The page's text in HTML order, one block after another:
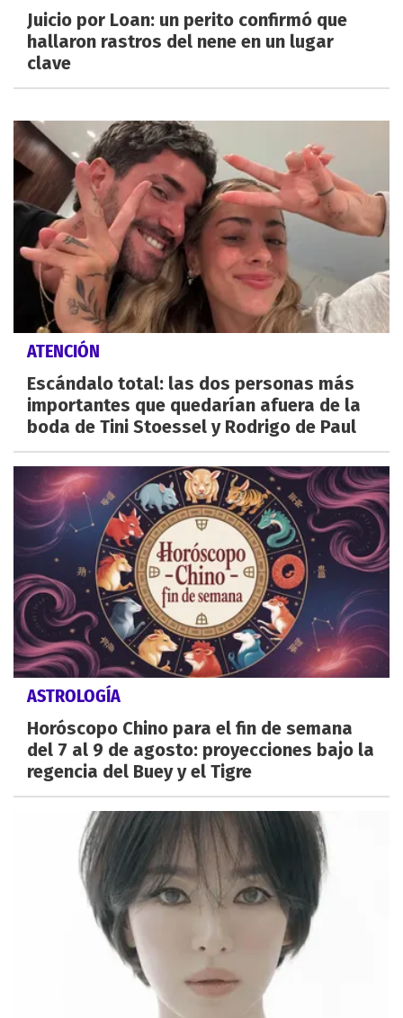
Juicio por Loan: un perito confirmó que
hallaron rastros del nene en un lugar
clave
ATENCIÓN
Escándalo total: las dos personas más
importantes que quedarían afuera de la
boda de Tini Stoessel y Rodrigo de Paul
ASTROLOGÍA
Horóscopo Chino para el fin de semana
del 7 al 9 de agosto: proyecciones bajo la
regencia del Buey y el Tigre